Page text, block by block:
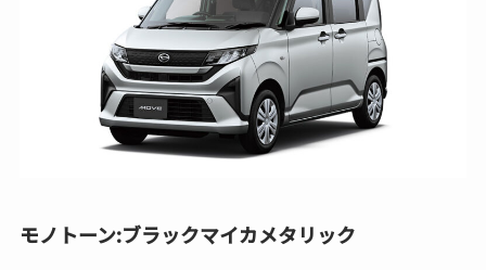
モノトーン:ブラックマイカメタリック